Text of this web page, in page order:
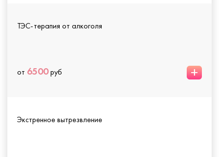
ТЭС-терапия от алкоголя
от 6500руб +
Экстренное вытрезвление